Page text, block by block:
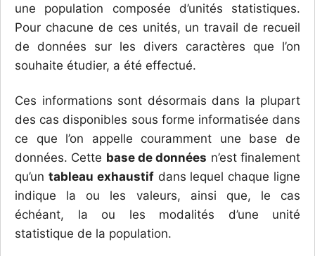
une population composée d’unités statistiques.
Pour chacune de ces unités, un travail de recueil
de données sur les divers caractères que l’on
souhaite étudier, a été effectué.
Ces informations sont désormais dans la plupart
des cas disponibles sous forme informatisée dans
ce que l’on appelle couramment une base de
données. Cette base de données n’est finalement
qu’un tableau exhaustifdans lequel chaque ligne
indique la ou les valeurs, ainsi que, le cas
échéant, la ou les modalités d’une unité
statistique de la population.